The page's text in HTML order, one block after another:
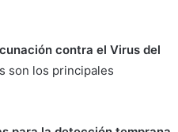
contra el Virus del
son los principales